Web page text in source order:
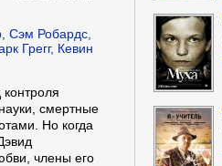
Сэм Робардс,
Грегг, Кевин
смертные
Но когда
члены его